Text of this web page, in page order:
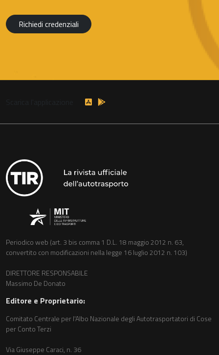
Richiedi credenziali
Periodico web (art. 3 bis comma 1 D.L. 18 maggio 2012 n. 63,
convertito con modificazioni nella legge 16 luglio 2012 n. 103)
DIRETTORE RESPONSABILE
Massimo De Donato
Editore e Proprietario:
Comitato Centrale per l'Albo Nazionale degli Autotrasportatori di Cose
per Conto Terzi
Via Giuseppe Caraci, n. 36